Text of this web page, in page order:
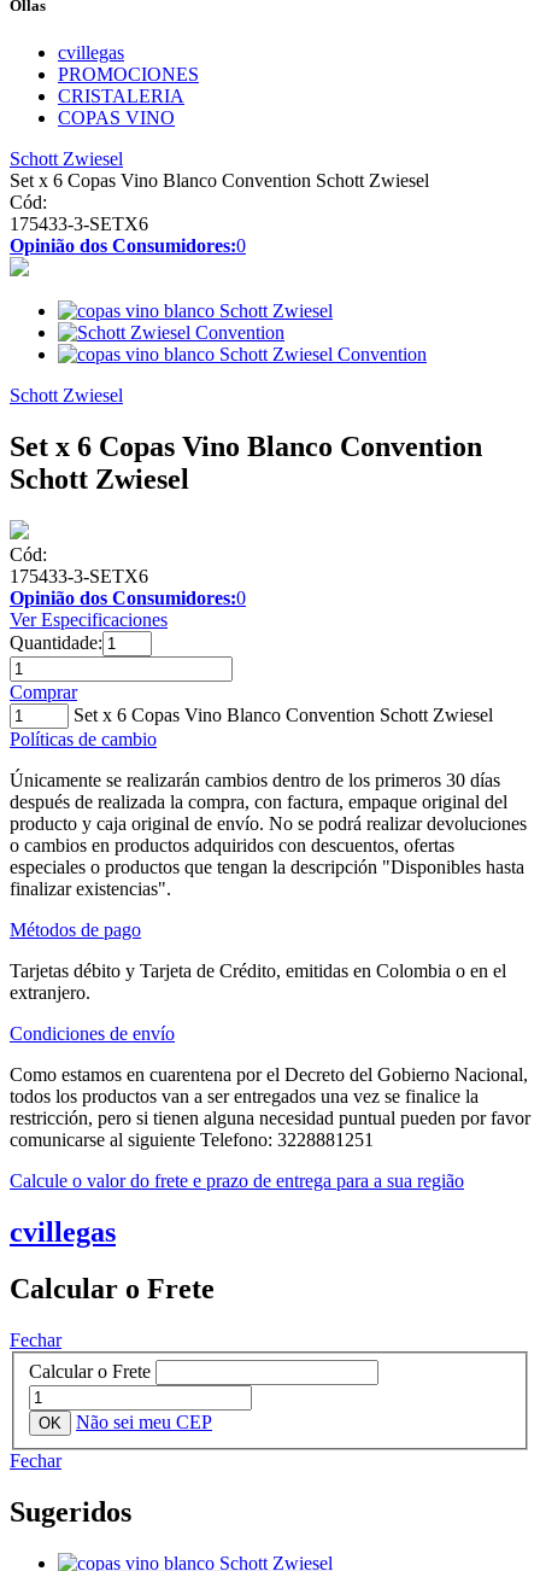
Ollas
cvillegas
PROMOCIONES
CRISTALERIA
COPAS VINO
Schott Zwiesel
Set x 6 Copas Vino Blanco Convention Schott Zwiesel
Cód:
175433-3-SETX6
Opinião dos Consumidores:0
Schott Zwiesel
Set x 6 Copas Vino Blanco Convention
Schott Zwiesel
Cód:
175433-3-SETX6
Opinião dos Consumidores:0
Ver Especificaciones
Quantidade:
Comprar
Set x 6 Copas Vino Blanco Convention Schott Zwiesel
Políticas de cambio
Únicamente se realizarán cambios dentro de los primeros 30 días
después de realizada la compra, con factura, empaque original del
producto y caja original de envío. No se podrá realizar devoluciones
o cambios en productos adquiridos con descuentos, ofertas
especiales o productos que tengan la descripción "Disponibles hasta
finalizar existencias".
Métodos de pago
Tarjetas débito y Tarjeta de Crédito, emitidas en Colombia o en el
extranjero.
Condiciones de envío
Como estamos en cuarentena por el Decreto del Gobierno Nacional,
todos los productos van a ser entregados una vez se finalice la
restricción, pero si tienen alguna necesidad puntual pueden por favor
comunicarse al siguiente Telefono: 3228881251
Calcule o valor do frete e prazo de entrega para a sua região
cvillegas
Calcular o Frete
Fechar
Calcular o Frete
Não sei meu CEP
Fechar
Sugeridos